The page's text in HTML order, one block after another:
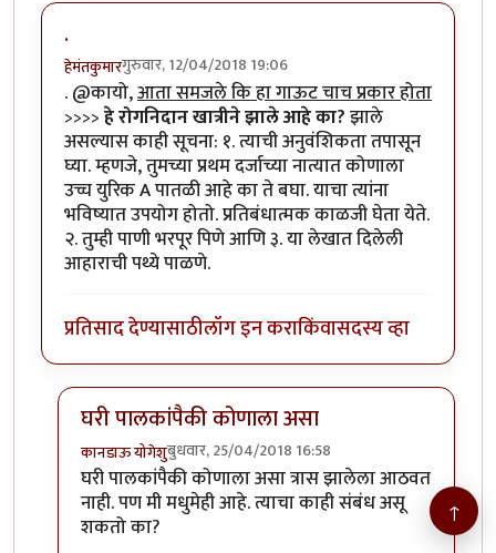
.
हेमंतकुमारगुरुवार, 12/04/2018 19:06
. @कायो,आता समजले कि हा गाऊट चाच प्रकार होता
>>>>हे रोगनिदान खात्रीने झाले आहे का?झाले
असल्यास काही सूचना: १. त्याची अनुवंशिकता तपासून
घ्या. म्हणजे, तुमच्या प्रथम दर्जाच्या नात्यात कोणाला
उच्च युरिक A पातळी आहे का ते बघा. याचा त्यांना
भविष्यात उपयोग होतो. प्रतिबंधात्मक काळजी घेता येते.
२. तुम्ही पाणी भरपूर पिणे आणि ३. या लेखात दिलेली
आहाराची पथ्ये पाळणे.
प्रतिसाद देण्यासाठीलॉग इन कराकिंवासदस्य व्हा
घरी पालकांपैकी कोणाला असा
कानडाऊ योगेशुबुधवार, 25/04/2018 16:58
In reply to.byहेमंतकुमार
घरी पालकांपैकी कोणाला असा त्रास झालेला आठवत
नाही. पण मी मधुमेही आहे. त्याचा काही संबंध असू
शकतो का?
↑